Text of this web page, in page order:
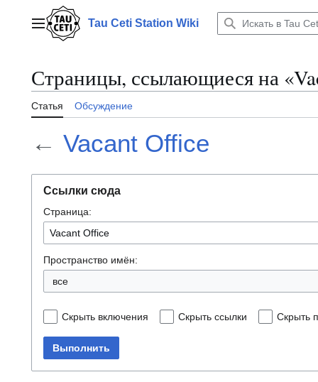
содержаниюГлавное менюTau Ceti Station Wiki
Страницы, ссылающиеся на
Статья Обсуждение
← Vacant Office
Ссылки сюда
Страница:
Пространство имён:
все
Скрыть включения Скрыть ссылки Скрыть
Выполнить